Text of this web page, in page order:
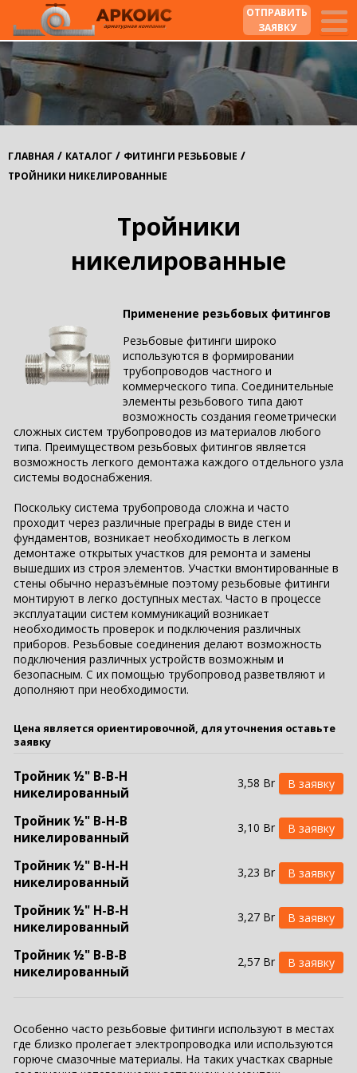
ОТПРАВИТЬ
ЗАЯВКУ
ГЛАВНАЯ / КАТАЛОГ / ФИТИНГИ РЕЗЬБОВЫЕ /
ТРОЙНИКИ НИКЕЛИРОВАННЫЕ
Тройники
никелированные
Применение резьбовых фитингов
Резьбовые фитинги широко
используются в формировании
трубопроводов частного и
коммерческого типа. Соединительные
элементы резьбового типа дают
возможность создания геометрически
сложных систем трубопроводов из материалов любого
типа. Преимуществом резьбовых фитингов является
возможность легкого демонтажа каждого отдельного узла
системы водоснабжения.
Поскольку система трубопровода сложна и часто
проходит через различные преграды в виде стен и
фундаментов, возникает необходимость в легком
демонтаже открытых участков для ремонта и замены
вышедших из строя элементов. Участки вмонтированные в
стены обычно неразъёмные поэтому резьбовые фитинги
монтируют в легко доступных местах. Часто в процессе
эксплуатации систем коммуникаций возникает
необходимость проверок и подключения различных
приборов. Резьбовые соединения делают возможность
подключения различных устройств возможным и
безопасным. С их помощью трубопровод разветвляют и
дополняют при необходимости.
Цена является ориентировочной, для уточнения оставьте
заявку
Тройник ½" В-В-Н
никелированный
3,58 Br
Тройник ½" В-Н-В
никелированный
3,10 Br
Тройник ½" В-Н-Н
никелированный
3,23 Br
Тройник ½" Н-В-Н
никелированный
3,27 Br
Тройник ½" В-В-В
никелированный
2,57 Br
Тройник ¾" В-В-Н
никелированный
5,71 Br
Особенно часто резьбовые фитинги используют в местах
где близко пролегает электропроводка или используются
горюче смазочные материалы. На таких участках сварные